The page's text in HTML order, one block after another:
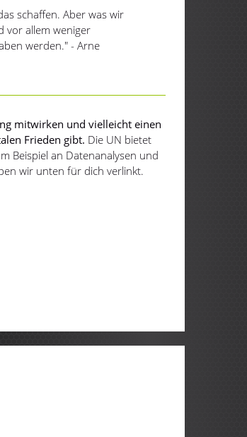
schaffen. Aber was wir
vor allem weniger
werden." - Arne
mitwirken und vielleicht einen
Frieden gibt. Die UN bietet
Beispiel an Datenanalysen und
wir unten für dich verlinkt.